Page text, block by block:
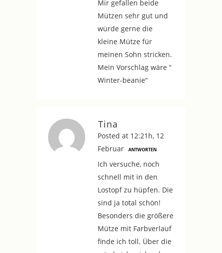
Mir gefallen beide
Mützen sehr gut und
würde gerne die
kleine Mütze für
meinen Sohn stricken.
Mein Vorschlag wäre “
Winter-beanie“
Tina
Posted at 12:21h, 12
Februar
ANTWORTEN
Ich versuche, noch
schnell mit in den
Lostopf zu hüpfen. Die
sind ja total schön!
Besonders die größere
Mütze mit Farbverlauf
finde ich toll. Über die